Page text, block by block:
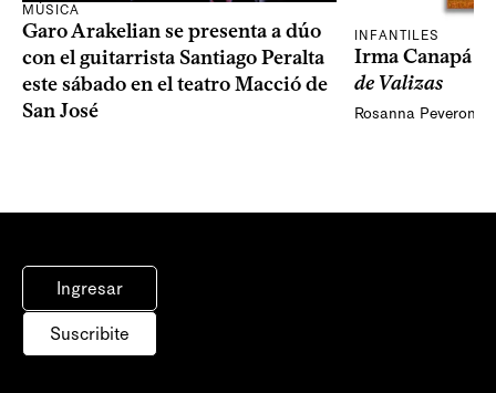
MÚSICA
Garo Arakelian se presenta a dúo
con el guitarrista Santiago Peralta
este sábado en el teatro Macció de
San José
INFANTILES
Irma Canapá
de Valizas
Rosanna Peveroni
Ingresar
Suscribite